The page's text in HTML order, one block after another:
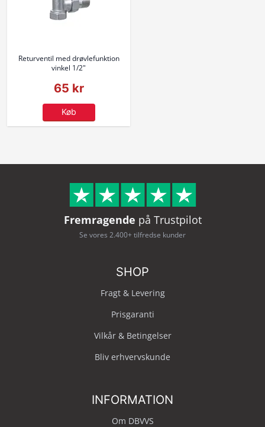
Returventil med drøvlefunktion
vinkel 1/2"
65 kr
Køb
Fremragende på Trustpilot
Se vores 2.400+ tilfredse kunder
SHOP
Fragt & Levering
Prisgaranti
Vilkår & Betingelser
Bliv erhvervskunde
INFORMATION
Om DBVVS